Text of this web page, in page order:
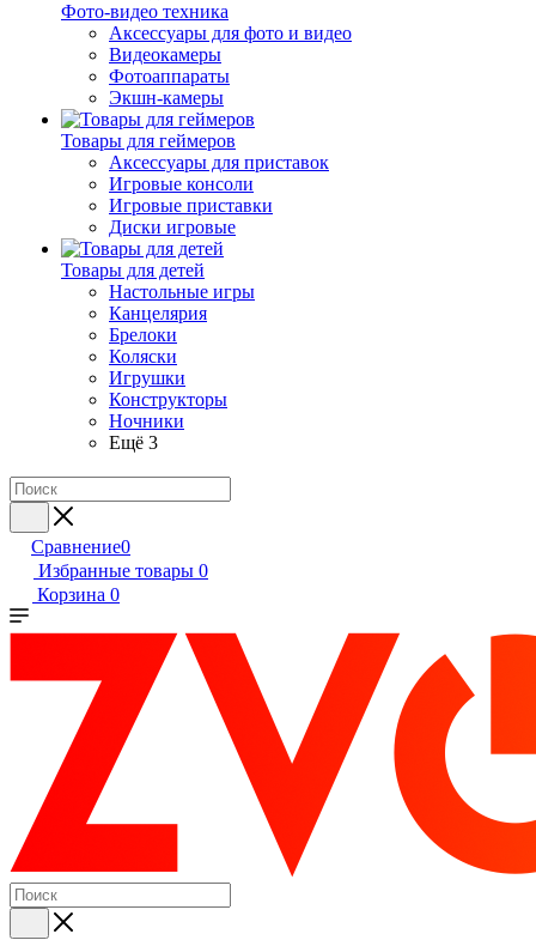
Фото-видео техника
Аксессуары для фото и видео
Видеокамеры
Фотоаппараты
Экшн-камеры
Товары для геймеров
Аксессуары для приставок
Игровые консоли
Игровые приставки
Диски игровые
Товары для детей
Настольные игры
Канцелярия
Брелоки
Коляски
Игрушки
Конструкторы
Ночники
Ещё 3
Сравнение0
Избранные товары 0
Корзина 0